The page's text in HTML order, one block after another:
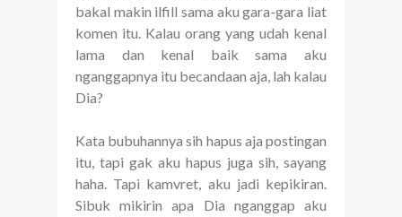
bakal makin ilfill sama aku gara-gara liat
komen itu. Kalau orang yang udah kenal
lama dan kenal baik sama aku
nganggapnya itu becandaan aja, lah kalau
Dia?
Kata bubuhannya sih hapus aja postingan
itu, tapi gak aku hapus juga sih, sayang
haha. Tapi kamvret, aku jadi kepikiran.
Sibuk mikirin apa Dia nganggap aku